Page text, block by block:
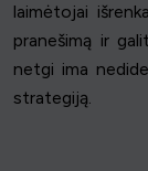
laimėtojai
pranešimą ir
netgi ima
strategiją.